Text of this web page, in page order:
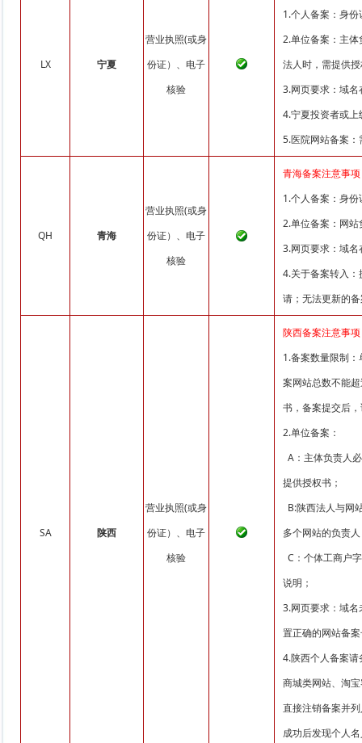
LX 宁夏
营业执照(或身
份证）、电子
核验
1.个人备案：身
2.单位备案：主
法人时，需提供
3.网页要求：域
4.宁夏投资者或
5.医院网站备案
QH 青海
营业执照(或身
份证）、电子
核验
青海备案注意事项
1.个人备案：身
2.单位备案：网
3.网页要求：域
4.关于备案转入
请；无法更新的
SA 陕西
营业执照(或身
份证）、电子
核验
陕西备案注意事项
1.备案数量限制
案网站总数不能
书，备案提交后
2.单位备案：
A：主体负责人
提供授权书；
B:陕西法人与网
多个网站的负责
C：个体工商户
说明；
3.网页要求：域
置正确的网站备
4.陕西个人备案
商城类网站、淘
直接注销备案并
成功后发现个人